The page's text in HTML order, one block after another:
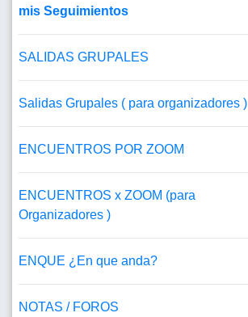
mis Seguimientos
SALIDAS GRUPALES
Salidas Grupales ( para organizadores )
ENCUENTROS POR ZOOM
ENCUENTROS x ZOOM (para
Organizadores )
ENQUE ¿En que anda?
NOTAS / FOROS